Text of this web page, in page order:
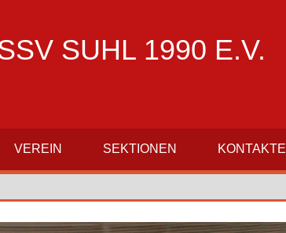
SUHL 1990 E.V.
VEREIN SEKTIONEN KONTAKTE